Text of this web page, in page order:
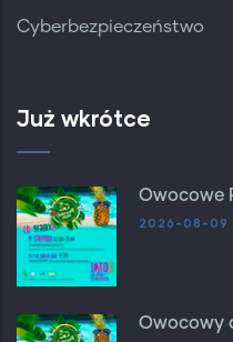
Cyberbezpieczeństwo
Już wkrótce
Owocowe
2026-08-09
Owocowy